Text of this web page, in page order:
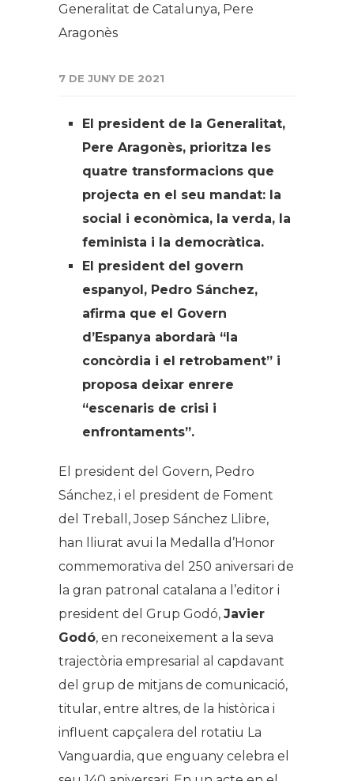
Generalitat de Catalunya, Pere
Aragonès
7 DE JUNY DE 2021
El president de la Generalitat,
Pere Aragonès, prioritza les
quatre transformacions que
projecta en el seu mandat: la
social i econòmica, la verda, la
feminista i la democràtica.
El president del govern
espanyol, Pedro Sánchez,
afirma que el Govern
d’Espanya abordarà “la
concòrdia i el retrobament” i
proposa deixar enrere
“escenaris de crisi i
enfrontaments”.
El president del Govern, Pedro
Sánchez, i el president de Foment
del Treball, Josep Sánchez Llibre,
han lliurat avui la Medalla d’Honor
commemorativa del 250 aniversari de
la gran patronal catalana a l’editor i
president del Grup Godó, Javier
Godó, en reconeixement a la seva
trajectòria empresarial al capdavant
del grup de mitjans de comunicació,
titular, entre altres, de la històrica i
influent capçalera del rotatiu La
Vanguardia, que enguany celebra el